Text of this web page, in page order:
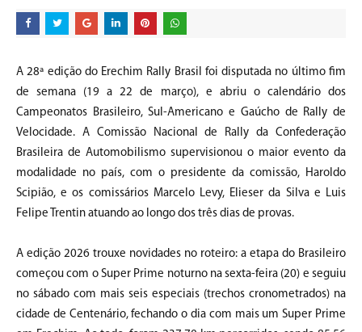
A 28ª edição do Erechim Rally Brasil foi disputada no último fim
de semana (19 a 22 de março), e abriu o calendário dos
Campeonatos Brasileiro, Sul-Americano e Gaúcho de Rally de
Velocidade. A Comissão Nacional de Rally da Confederação
Brasileira de Automobilismo supervisionou o maior evento da
modalidade no país, com o presidente da comissão, Haroldo
Scipião, e os comissários Marcelo Levy, Elieser da Silva e Luis
Felipe Trentin atuando ao longo dos três dias de provas.
A edição 2026 trouxe novidades no roteiro: a etapa do Brasileiro
começou com o Super Prime noturno na sexta-feira (20) e seguiu
no sábado com mais seis especiais (trechos cronometrados) na
cidade de Centenário, fechando o dia com mais um Super Prime